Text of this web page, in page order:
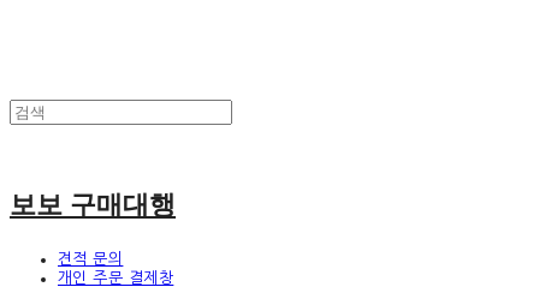
보보 구매대행
견적 문의
개인 주문 결제창